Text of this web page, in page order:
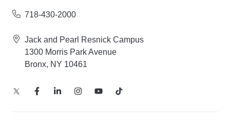
718-430-2000
Jack and Pearl Resnick Campus
1300 Morris Park Avenue
Bronx, NY 10461